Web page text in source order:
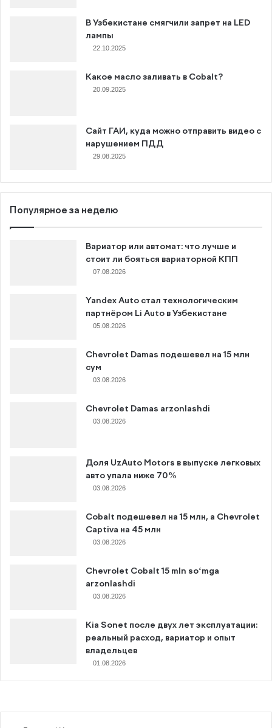
В Узбекистане смягчили запрет на LED
лампы
22.10.2025
Какое масло заливать в Cobalt?
20.09.2025
Сайт ГАИ, куда можно отправить видео с
нарушением ПДД
29.08.2025
Популярное за неделю
Вариатор или автомат: что лучше и
стоит ли бояться вариаторной КПП
07.08.2026
Yandex Auto стал технологическим
партнёром Li Auto в Узбекистане
05.08.2026
Chevrolet Damas подешевел на 15 млн
сум
03.08.2026
Chevrolet Damas arzonlashdi
03.08.2026
Доля UzAuto Motors в выпуске легковых
авто упала ниже 70%
03.08.2026
Cobalt подешевел на 15 млн, а Chevrolet
Captiva на 45 млн
03.08.2026
Chevrolet Cobalt 15 mln so‘mga
arzonlashdi
03.08.2026
Kia Sonet после двух лет эксплуатации:
реальный расход, вариатор и опыт
владельцев
01.08.2026